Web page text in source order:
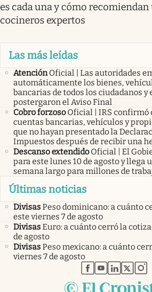
es cada una y cómo recomiendan
cocineros expertos
Las más leídas
Atención Oficial | Las autoridades
automáticamente los bienes,
bancarias de todos los ciudadanos y
postergaron el Aviso Final
Cobro forzoso Oficial | IRS confirmó
cuentas bancarias, vehículos y
que no hayan presentado la
Impuestos después de recibir una
Descanso extendido Oficial | El
para este lunes 10 de agosto y llega
semana largo para millones de
Últimas noticias
DivisasPeso dominicano: a cuánto
este viernes 7 de agosto
DivisasEuro: a cuánto cerró la
de agosto
DivisasPeso mexicano: a cuánto
viernes 7 de agosto
abre en nueva
abre enabre en
abre